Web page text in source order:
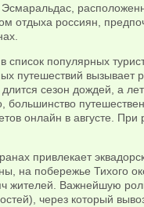
Эсмаральдас,
отдыха россиян,
список популярных
путешествий вызывает
сезон дождей, а
большинство
онлайн в августе.
привлекает
на побережье Тихого
жителей. Важнейшую
через который